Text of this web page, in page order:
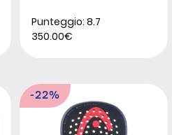
Punteggio: 8.7
350.00€
-22%